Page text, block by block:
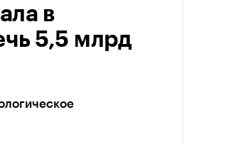
в
5,5 млрд